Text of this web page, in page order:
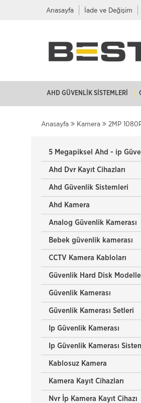
Anasayfa İade ve Değişim
AHD GÜVENLIK SISTEMLERI
Anasayfa Kamera 2MP
5 Megapiksel Ahd - ip
Ahd Dvr Kayıt Cihazları
Ahd Güvenlik Sistemleri
Ahd Kamera
Analog Güvenlik Kamerası
Bebek güvenlik kamerası
CCTV Kamera Kabloları
Güvenlik Hard Disk
Güvenlik Kamerası
Güvenlik Kamerası Setleri
Ip Güvenlik Kamerası
Ip Güvenlik Kamerası
Kablosuz Kamera
Kamera Kayıt Cihazları
Nvr İp Kamera Kayıt Cihazı